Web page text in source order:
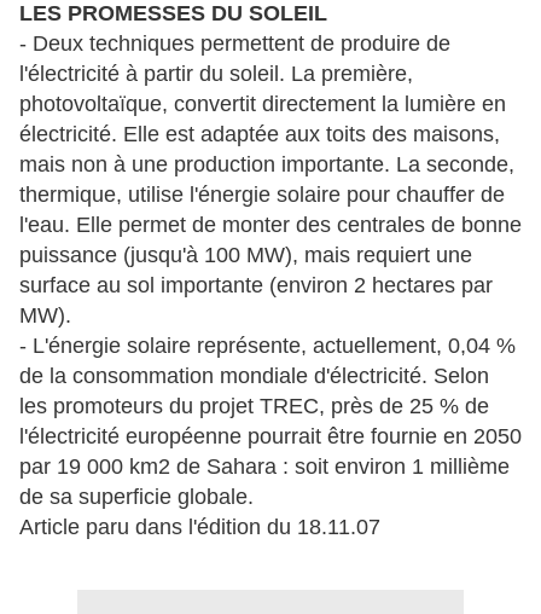
LES PROMESSES DU SOLEIL
- Deux techniques permettent de produire de
l'électricité à partir du soleil. La première,
photovoltaïque, convertit directement la lumière en
électricité. Elle est adaptée aux toits des maisons,
mais non à une production importante. La seconde,
thermique, utilise l'énergie solaire pour chauffer de
l'eau. Elle permet de monter des centrales de bonne
puissance (jusqu'à 100 MW), mais requiert une
surface au sol importante (environ 2 hectares par
MW).
- L'énergie solaire représente, actuellement, 0,04 %
de la consommation mondiale d'électricité. Selon
les promoteurs du projet TREC, près de 25 % de
l'électricité européenne pourrait être fournie en 2050
par 19 000 km2 de Sahara : soit environ 1 millième
de sa superficie globale.
Article paru dans l'édition du 18.11.07